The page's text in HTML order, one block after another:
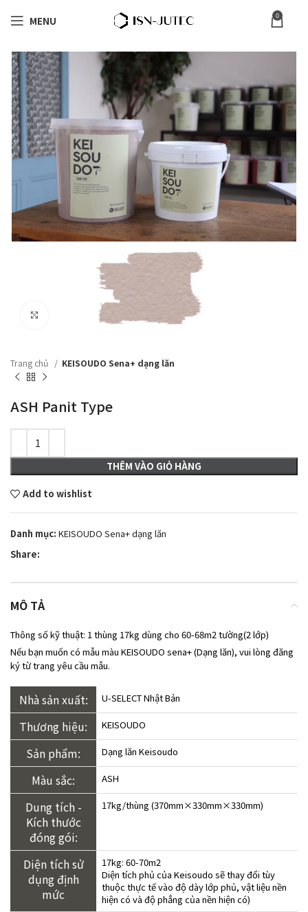
MENU 0
Click to enlarge
Trang chủ KEISOUDO Sena+ dạng lăn
ASH Panit Type
THÊM VÀO GIỎ HÀNG
Add to wishlist
Danh mục: KEISOUDO Sena+ dạng lăn
Share:
MÔ TẢ
Thông số kỹ thuật: 1 thùng 17kg dùng cho 60-68m2 tường(2 lớp)
Nếu bạn muốn có mẫu màu KEISOUDO sena+ (Dạng lăn), vui lòng đăng
ký từ trang yêu cầu mẫu.
Nhà sản xuất: U-SELECT Nhật Bản
Thương hiệu: KEISOUDO
Sản phẩm: Dạng lăn Keisoudo
Màu sắc: ASH
Dung tích -
Kích thước
đóng gói:
17kg/thùng (370mm×330mm×330mm)
Diện tích sử
dụng định
mức
17kg: 60-70m2
Diện tích phủ của Keisoudo sẽ thay đổi tùy
thuộc thực tế vào độ dày lớp phủ, vật liệu nền
hiện có và độ phẳng của nền hiện có)